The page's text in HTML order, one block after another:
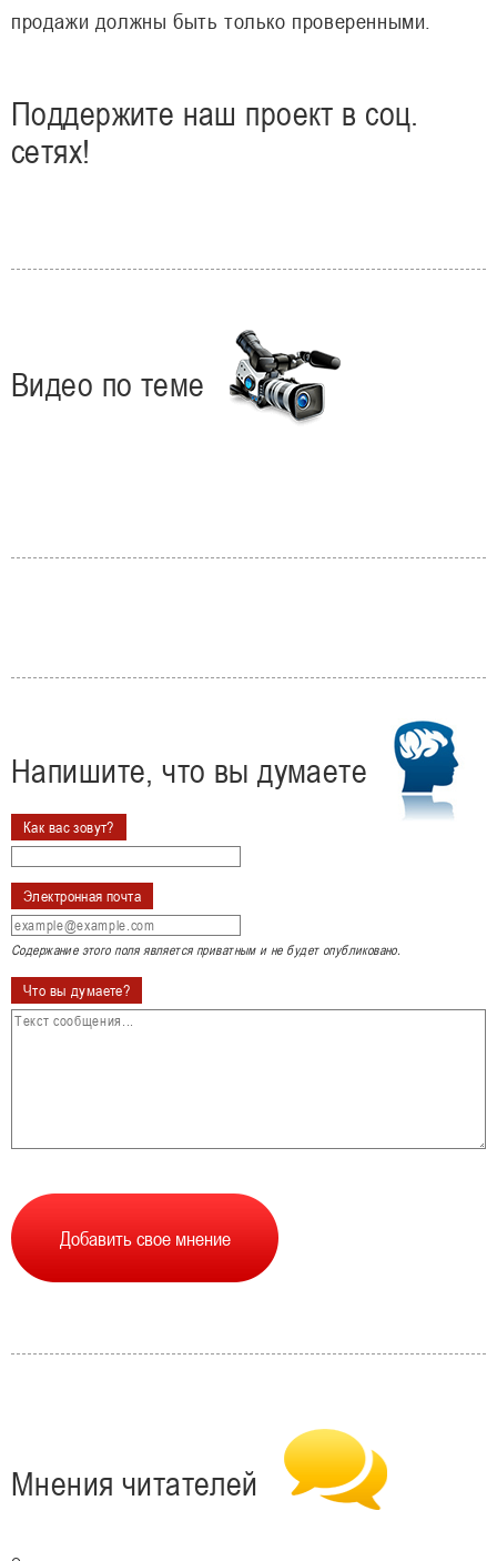
продажи должны быть только проверенными.
Поддержите наш проект в соц.
сетях!
Видео по теме
Напишите, что вы думаете
Как вас зовут?
Электронная почта
Содержание этого поля является приватным и не будет опубликовано.
Что вы думаете?
Мнения читателей